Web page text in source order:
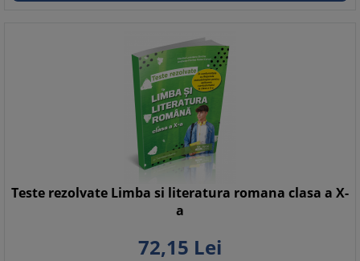
Teste rezolvate Limba si literatura romana clasa a X-
a
72,15 Lei